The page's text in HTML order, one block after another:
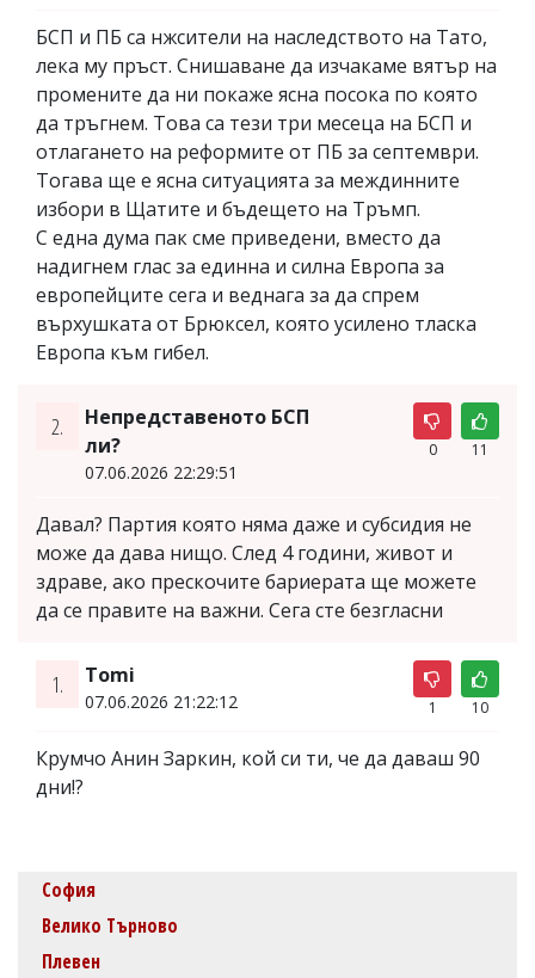
БСП и ПБ са нжсители на наследството на Тато,
лека му пръст. Снишаване да изчакаме вятър на
промените да ни покаже ясна посока по която
да тръгнем. Това са тези три месеца на БСП и
отлагането на реформите от ПБ за септември.
Тогава ще е ясна ситуацията за междинните
избори в Щатите и бъдещето на Тръмп.
С една дума пак сме приведени, вместо да
надигнем глас за единна и силна Европа за
европейците сега и веднага за да спрем
върхушката от Брюксел, която усилено тласка
Европа към гибел.
2.
Непредставеното БСП
ли?
07.06.2026 22:29:51
0 11
Давал? Партия която няма даже и субсидия не
може да дава нищо. След 4 години, живот и
здраве, ако прескочите бариерата ще можете
да се правите на важни. Сега сте безгласни
1. Tomi
07.06.2026 21:22:12 1 10
Крумчо Анин Заркин, кой си ти, че да даваш 90
дни!?
София
Велико Търново
Плевен